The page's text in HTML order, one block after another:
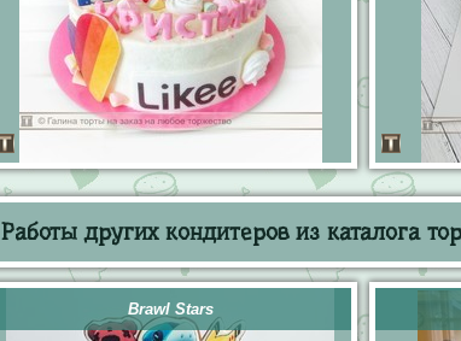
Работы других кондитеров из каталога
Brawl Stars